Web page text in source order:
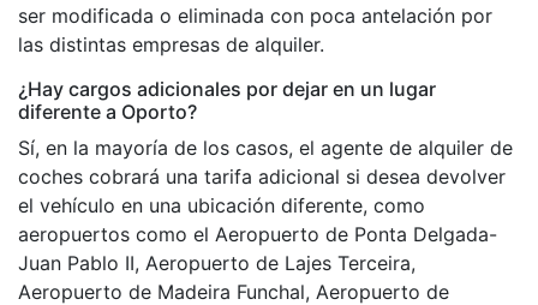
ser modificada o eliminada con poca antelación por
las distintas empresas de alquiler.
¿Hay cargos adicionales por dejar en un lugar
diferente a Oporto?
Sí, en la mayoría de los casos, el agente de alquiler de
coches cobrará una tarifa adicional si desea devolver
el vehículo en una ubicación diferente, como
aeropuertos como el Aeropuerto de Ponta Delgada-
Juan Pablo II, Aeropuerto de Lajes Terceira,
Aeropuerto de Madeira Funchal, Aeropuerto de